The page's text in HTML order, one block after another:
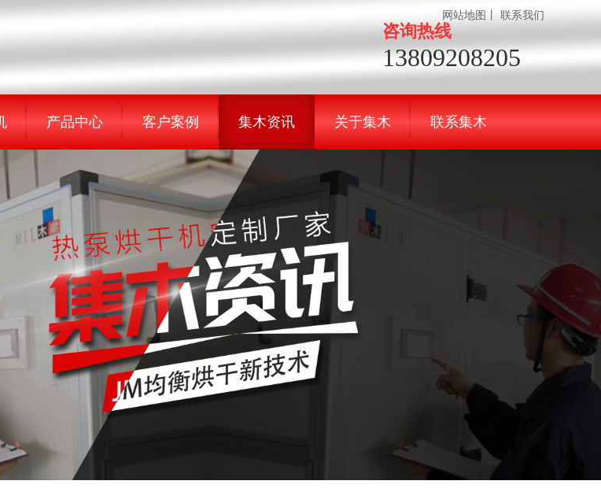
网站地图 联系我们
咨询热线
13809208205
产品中心 客户案例 集木资讯 关于集木 联系集木